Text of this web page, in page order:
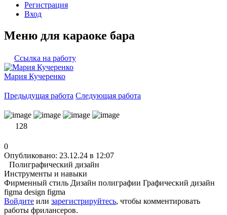
Регистрация
Вход
Меню для караоке бара
Ссылка на работу
Мария Кучеренко
Предыдущая работа Следующая работа
128
0
Опубликовано: 23.12.24 в 12:07
Полиграфический дизайн
Инструменты и навыки
Фирменный стиль Дизайн полиграфии Графический дизайн
figma design figma
Войдите или зарегистрируйтесь, чтобы комментировать
работы фрилансеров.